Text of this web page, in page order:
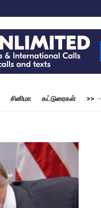
சினிமா கட்டுரைகள் >>